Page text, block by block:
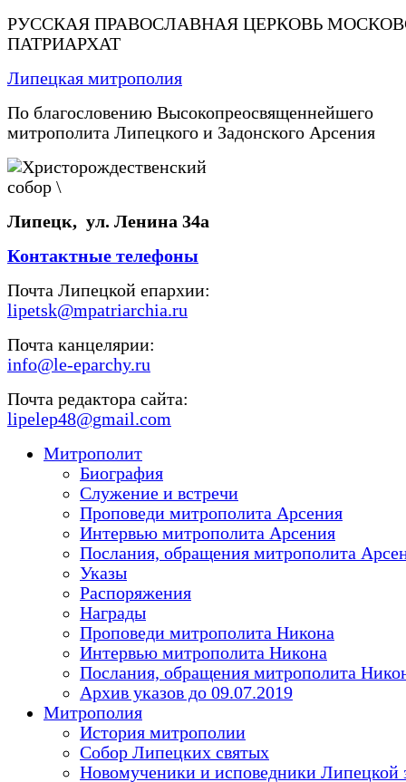
РУССКАЯ ПРАВОСЛАВНАЯ ЦЕРКОВЬ
ПАТРИАРХАТ
Липецкая митрополия
По благословению Высокопреосвященнейшего
митрополита Липецкого и Задонского Арсения
Липецк, ул. Ленина 34а
Контактные телефоны
Почта Липецкой епархии:
lipetsk@mpatriarchia.ru
Почта канцелярии:
info@le-eparchy.ru
Почта редактора сайта:
lipelep48@gmail.com
Митрополит
Биография
Служение и встречи
Проповеди митрополита Арсения
Интервью митрополита Арсения
Послания, обращения митрополита
Указы
Распоряжения
Награды
Проповеди митрополита Никона
Интервью митрополита Никона
Послания, обращения митрополита
Архив указов до 09.07.2019
Митрополия
История митрополии
Собор Липецких святых
Новомученики и исповедники Липецкой